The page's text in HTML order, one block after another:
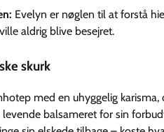
Evelyn er nøglen til at forstå
aldrig blive besejret.
skurk
med en uhyggelig
balsameret for sin